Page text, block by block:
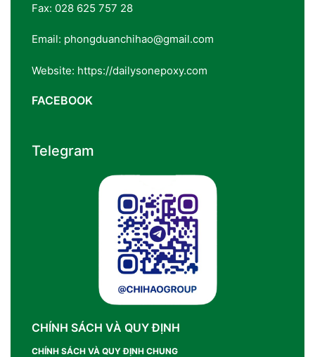
Fax: 028 625 757 28
Email: phongduanchihao@gmail.com
Website: https://dailysonepoxy.com
FACEBOOK
Telegram
CHÍNH SÁCH VÀ QUY ĐỊNH
CHÍNH SÁCH VÀ QUY ĐỊNH CHUNG